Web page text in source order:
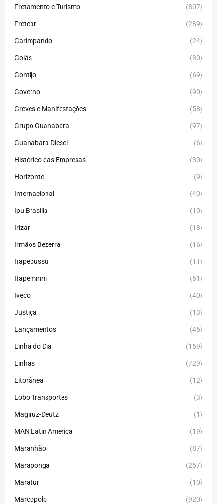
Fretamento e Turismo (807)
Fretcar (289)
Garimpando (24)
Goiás (30)
Gontijo (69)
Governo (90)
Greves e Manifestações (58)
Grupo Guanabara (97)
Guanabara Diesel (6)
Histórico das Empresas (30)
Horizonte (9)
Internacional (40)
Ipu Brasilia (10)
Irizar (18)
Irmãos Bezerra (16)
Itapebussu (11)
Itapemirim (61)
Iveco (40)
Justiça (13)
Lançamentos (46)
Linha do Dia (159)
Linhas (729)
Litorânea (12)
Lobo Transportes (3)
Magiruz-Deutz (1)
MAN Latin America (19)
Maranhão (87)
Maraponga (257)
Maratur (10)
Marcopolo (920)